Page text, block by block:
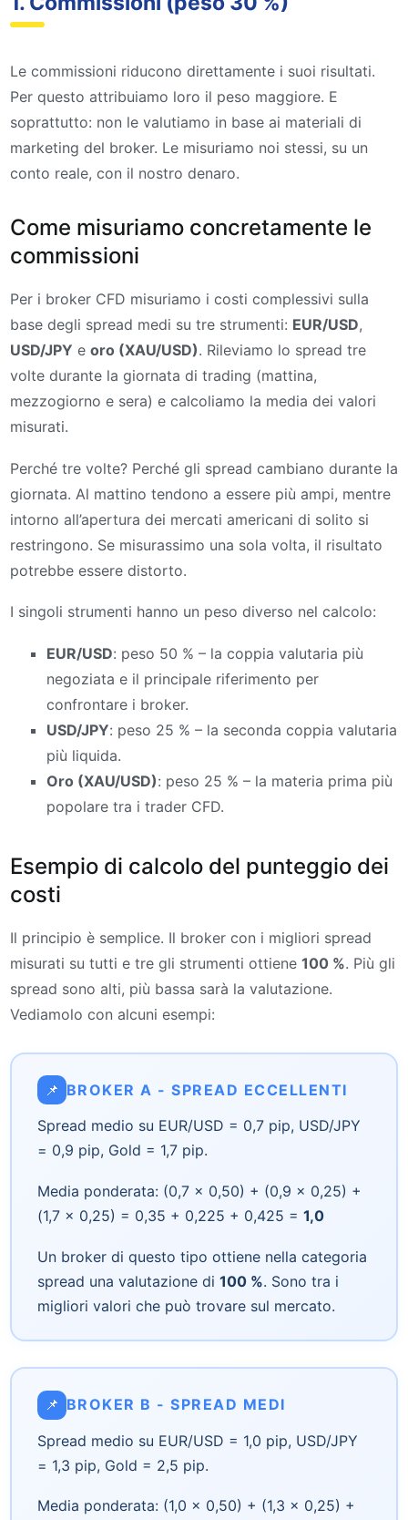
Le commissioni riducono direttamente i suoi risultati.
Per questo attribuiamo loro il peso maggiore. E
soprattutto: non le valutiamo in base ai materiali di
marketing del broker. Le misuriamo noi stessi, su un
conto reale, con il nostro denaro.
Come misuriamo concretamente le
commissioni
Per i broker CFD misuriamo i costi complessivi sulla
base degli spread medi su tre strumenti: EUR/USD,
USD/JPY e oro (XAU/USD). Rileviamo lo spread tre
volte durante la giornata di trading (mattina,
mezzogiorno e sera) e calcoliamo la media dei valori
misurati.
Perché tre volte? Perché gli spread cambiano durante la
giornata. Al mattino tendono a essere più ampi, mentre
intorno all’apertura dei mercati americani di solito si
restringono. Se misurassimo una sola volta, il risultato
potrebbe essere distorto.
I singoli strumenti hanno un peso diverso nel calcolo:
EUR/USD: peso 50 % – la coppia valutaria più
negoziata e il principale riferimento per
confrontare i broker.
USD/JPY: peso 25 % – la seconda coppia valutaria
più liquida.
Oro (XAU/USD): peso 25 % – la materia prima più
popolare tra i trader CFD.
Esempio di calcolo del punteggio dei
costi
Il principio è semplice. Il broker con i migliori spread
misurati su tutti e tre gli strumenti ottiene 100 %. Più gli
spread sono alti, più bassa sarà la valutazione.
Vediamolo con alcuni esempi:
📌 BROKER A - SPREAD ECCELLENTI
Spread medio su EUR/USD = 0,7 pip, USD/JPY
= 0,9 pip, Gold = 1,7 pip.
Media ponderata: (0,7 × 0,50) + (0,9 × 0,25) +
(1,7 × 0,25) = 0,35 + 0,225 + 0,425 = 1,0
Un broker di questo tipo ottiene nella categoria
spread una valutazione di 100 %. Sono tra i
migliori valori che può trovare sul mercato.
📌 BROKER B - SPREAD MEDI
Spread medio su EUR/USD = 1,0 pip, USD/JPY
= 1,3 pip, Gold = 2,5 pip.
Media ponderata: (1,0 × 0,50) + (1,3 × 0,25) +